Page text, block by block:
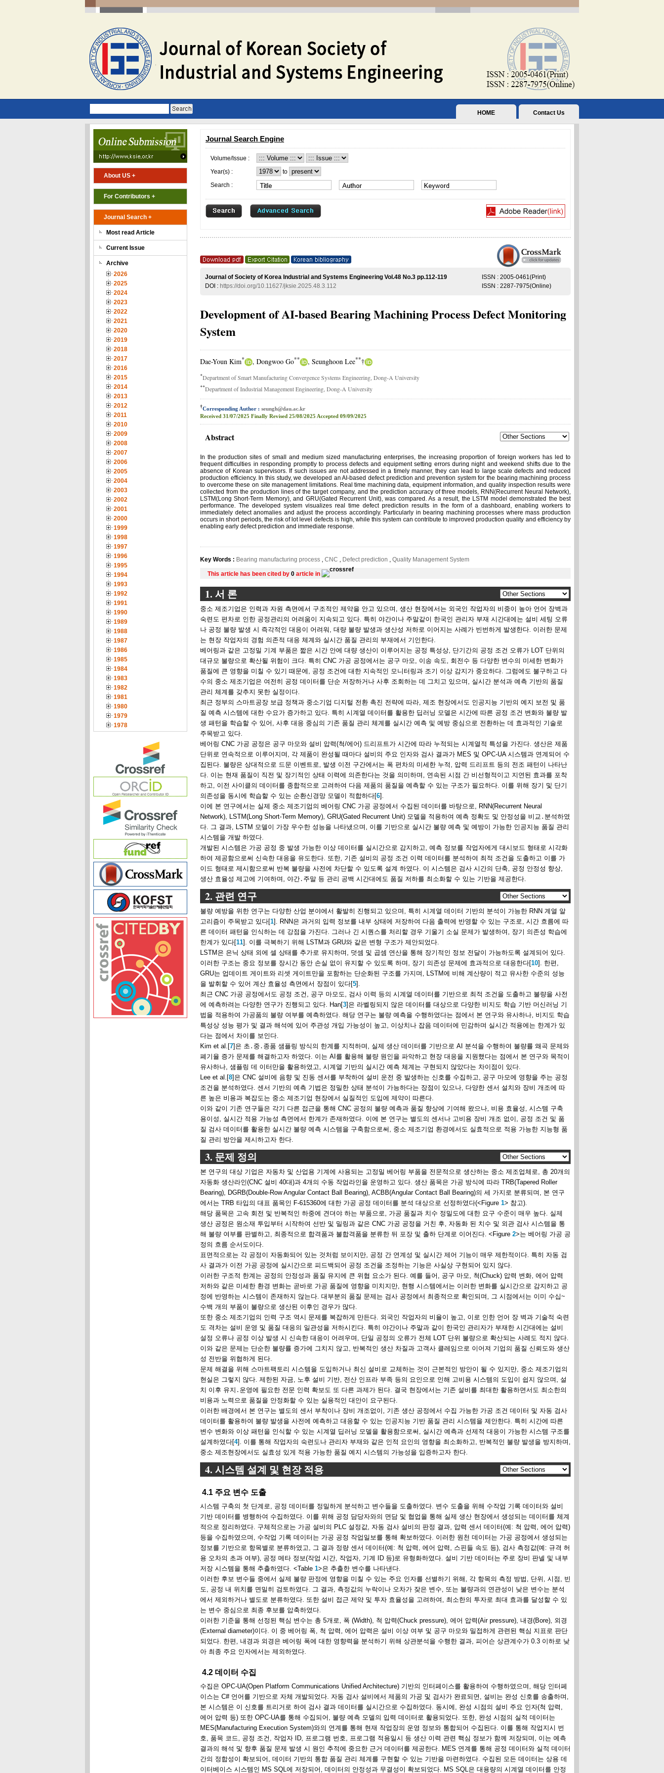
Contact Us
HOME
About US +
For Contributors +
Journal Search +
Most read Article
Current Issue
Archive
2026
2025
2024
2023
2022
2021
2020
2019
2018
2017
2016
2015
2014
2013
2012
2011
2010
2009
2008
2007
2006
2005
2004
2003
2002
2001
2000
1999
1998
1997
1996
1995
1994
1993
1992
1991
1990
1989
1988
1987
1986
1985
1984
1983
1982
1981
1980
1979
1978
Journal Search Engine
Volume/Issue :
Year(s) :
to
Search :
ISSN : 2005-0461(Print)
ISSN : 2287-7975(Online)
Journal of Society of Korea Industrial and Systems Engineering Vol.48 No.3 pp.112-119
DOI : https://doi.org/10.11627/jksie.2025.48.3.112
Development of AI-based Bearing Machining Process Defect Monitoring
System
Dae-Youn Kim* , Dongwoo Go** , Seunghoon Lee**†
*Department of Smart Manufacturing Convergence Systems Engineering, Dong-A University
**Department of Industrial Management Engineering, Dong-A University
†Corresponding Author : seungh@dau.ac.kr
Received 31/07/2025 Finally Revised 25/08/2025 Accepted 09/09/2025
Abstract
In the production sites of small and medium sized manufacturing enterprises, the increasing proportion of foreign workers has led to
frequent difficulties in responding promptly to process defects and equipment setting errors during night and weekend shifts due to the
absence of Korean supervisors. If such issues are not addressed in a timely manner, they can lead to large scale defects and reduced
production efficiency. In this study, we developed an AI-based defect prediction and prevention system for the bearing machining process
to overcome these on site management limitations. Real time machining data, equipment information, and quality inspection results were
collected from the production lines of the target company, and the prediction accuracy of three models, RNN(Recurrent Neural Network),
LSTM(Long Short-Term Memory), and GRU(Gated Recurrent Unit), was compared. As a result, the LSTM model demonstrated the best
performance. The developed system visualizes real time defect prediction results in the form of a dashboard, enabling workers to
immediately detect anomalies and adjust the process accordingly. Particularly in bearing machining processes where mass production
occurs in short periods, the risk of lot level defects is high, while this system can contribute to improved production quality and efficiency by
enabling early defect prediction and immediate response.
Key Words : Bearing manufacturing process , CNC , Defect prediction , Quality Management System
This article has been cited by 0 article in
1. 서 론
중소 제조기업은 인력과 자원 측면에서 구조적인 제약을 안고 있으며, 생산 현장에서는 외국인 작업자의 비중이 높아 언어 장벽과
숙련도 편차로 인한 공정관리의 어려움이 지속되고 있다. 특히 야간이나 주말같이 한국인 관리자 부재 시간대에는 설비 세팅 오류
나 공정 불량 발생 시 즉각적인 대응이 어려워, 대량 불량 발생과 생산성 저하로 이어지는 사례가 빈번하게 발생한다. 이러한 문제
는 현장 작업자의 경험 의존적 대응 체계와 실시간 품질 관리의 부재에서 기인한다.
베어링과 같은 고정밀 기계 부품은 짧은 시간 안에 대량 생산이 이루어지는 공정 특성상, 단기간의 공정 조건 오류가 LOT 단위의
대규모 불량으로 확산될 위험이 크다. 특히 CNC 가공 공정에서는 공구 마모, 이송 속도, 회전수 등 다양한 변수의 미세한 변화가
품질에 큰 영향을 미칠 수 있기 때문에, 공정 조건에 대한 지속적인 모니터링과 조기 이상 감지가 중요하다. 그럼에도 불구하고 다
수의 중소 제조기업은 여전히 공정 데이터를 단순 저장하거나 사후 조회하는 데 그치고 있으며, 실시간 분석과 예측 기반의 품질
관리 체계를 갖추지 못한 실정이다.
최근 정부의 스마트공장 보급 정책과 중소기업 디지털 전환 촉진 전략에 따라, 제조 현장에서도 인공지능 기반의 예지 보전 및 품
질 예측 시스템에 대한 수요가 증가하고 있다. 특히 시계열 데이터를 활용한 딥러닝 모델은 시간에 따른 공정 조건 변화와 불량 발
생 패턴을 학습할 수 있어, 사후 대응 중심의 기존 품질 관리 체계를 실시간 예측 및 예방 중심으로 전환하는 데 효과적인 기술로
주목받고 있다.
베어링 CNC 가공 공정은 공구 마모와 설비 압력(척/에어) 드리프트가 시간에 따라 누적되는 시계열적 특성을 가진다. 생산은 제품
단위로 연속적으로 이루어지며, 각 제품이 완성될 때마다 설비의 주요 인자와 검사 결과가 MES 및 OPC-UA 시스템과 연계되어 수
집된다. 불량은 상대적으로 드문 이벤트로, 발생 이전 구간에서는 폭 편차의 미세한 누적, 압력 드리프트 등의 전조 패턴이 나타난
다. 이는 현재 품질이 직전 및 장기적인 상태 이력에 의존한다는 것을 의미하며, 연속된 시점 간 비선형적이고 지연된 효과를 포착
하고, 이전 사이클의 데이터를 종합적으로 고려하여 다음 제품의 품질을 예측할 수 있는 구조가 필요하다. 이를 위해 장기 및 단기
의존성을 동시에 학습할 수 있는 순환신경망 모델이 적합하다[6].
이에 본 연구에서는 실제 중소 제조기업의 베어링 CNC 가공 공정에서 수집된 데이터를 바탕으로, RNN(Recurrent Neural
Network), LSTM(Long Short-Term Memory), GRU(Gated Recurrent Unit) 모델을 적용하여 예측 정확도 및 안정성을 비교․분석하였
다. 그 결과, LSTM 모델이 가장 우수한 성능을 나타냈으며, 이를 기반으로 실시간 불량 예측 및 예방이 가능한 인공지능 품질 관리
시스템을 개발 하였다.
개발된 시스템은 가공 공정 중 발생 가능한 이상 데이터를 실시간으로 감지하고, 예측 정보를 작업자에게 대시보드 형태로 시각화
하여 제공함으로써 신속한 대응을 유도한다. 또한, 기존 설비의 공정 조건 이력 데이터를 분석하여 최적 조건을 도출하고 이를 가
이드 형태로 제시함으로써 반복 불량을 사전에 차단할 수 있도록 설계 하였다. 이 시스템은 검사 시간의 단축, 공정 안정성 향상,
생산 효율성 제고에 기여하며, 야간․주말 등 관리 공백 시간대에도 품질 저하를 최소화할 수 있는 기반을 제공한다.
2. 관련 연구
불량 예방을 위한 연구는 다양한 산업 분야에서 활발히 진행되고 있으며, 특히 시계열 데이터 기반의 분석이 가능한 RNN 계열 알
고리즘이 주목받고 있다[1]. RNN은 과거의 입력 정보를 내부 상태에 저장하여 다음 출력에 반영할 수 있는 구조로, 시간 흐름에 따
른 데이터 패턴을 인식하는 데 강점을 가진다. 그러나 긴 시퀀스를 처리할 경우 기울기 소실 문제가 발생하여, 장기 의존성 학습에
한계가 있다[11]. 이를 극복하기 위해 LSTM과 GRU와 같은 변형 구조가 제안되었다.
LSTM은 은닉 상태 외에 셀 상태를 추가로 유지하며, 덧셈 및 곱셈 연산을 통해 장기적인 정보 전달이 가능하도록 설계되어 있다.
이러한 구조는 중요 정보를 장시간 동안 손실 없이 유지할 수 있도록 하며, 장기 의존성 문제에 효과적으로 대응한다[10]. 한편,
GRU는 업데이트 게이트와 리셋 게이트만을 포함하는 단순화된 구조를 가지며, LSTM에 비해 계산량이 적고 유사한 수준의 성능
을 발휘할 수 있어 계산 효율성 측면에서 장점이 있다[5].
최근 CNC 가공 공정에서도 공정 조건, 공구 마모도, 검사 이력 등의 시계열 데이터를 기반으로 최적 조건을 도출하고 불량을 사전
에 예측하려는 다양한 연구가 진행되고 있다. Han[3]은 라벨링되지 않은 데이터를 대상으로 다양한 비지도 학습 기반 머신러닝 기
법을 적용하여 가공품의 불량 여부를 예측하였다. 해당 연구는 불량 예측을 수행하였다는 점에서 본 연구와 유사하나, 비지도 학습
특성상 성능 평가 및 결과 해석에 있어 주관성 개입 가능성이 높고, 이상치나 잡음 데이터에 민감하며 실시간 적용에는 한계가 있
다는 점에서 차이를 보인다.
Kim et al.[7]은 초․중․종품 샘플링 방식의 한계를 지적하며, 실제 생산 데이터를 기반으로 AI 분석을 수행하여 불량률 왜곡 문제와
폐기율 증가 문제를 해결하고자 하였다. 이는 AI를 활용해 불량 원인을 파악하고 현장 대응을 지원했다는 점에서 본 연구와 목적이
유사하나, 샘플링 데 이터만을 활용하였고, 시계열 기반의 실시간 예측 체계는 구현되지 않았다는 차이점이 있다.
Lee et al.[8]은 CNC 설비에 음향 및 진동 센서를 부착하여 설비 운전 중 발생하는 신호를 수집하고, 공구 마모에 영향을 주는 공정
조건을 분석하였다. 센서 기반의 예측 기법은 정밀한 상태 분석이 가능하다는 장점이 있으나, 다양한 센서 설치와 장비 개조에 따
른 높은 비용과 복잡도는 중소 제조기업 현장에서 실질적인 도입에 제약이 따른다.
이와 같이 기존 연구들은 각기 다른 접근을 통해 CNC 공정의 불량 예측과 품질 향상에 기여해 왔으나, 비용 효율성, 시스템 구축
용이성, 실시간 적용 가능성 측면에서 한계가 존재하였다. 이에 본 연구는 별도의 센서나 고비용 장비 개조 없이, 공정 조건 및 품
질 검사 데이터를 활용한 실시간 불량 예측 시스템을 구축함으로써, 중소 제조기업 환경에서도 실효적으로 적용 가능한 지능형 품
질 관리 방안을 제시하고자 한다.
3. 문제 정의
본 연구의 대상 기업은 자동차 및 산업용 기계에 사용되는 고정밀 베어링 부품을 전문적으로 생산하는 중소 제조업체로, 총 20개의
자동화 생산라인(CNC 설비 40대)과 4개의 수동 작업라인을 운영하고 있다. 생산 품목은 가공 방식에 따라 TRB(Tapered Roller
Bearing), DGRB(Double-Row Angular Contact Ball Bearing), ACBB(Angular Contact Ball Bearing)의 세 가지로 분류되며, 본 연구
에서는 TRB 타입의 대표 품목인 F-615360에 대한 가공 공정 데이터를 분석 대상으로 선정하였다(<Figure 1> 참고).
해당 품목은 고속 회전 및 반복적인 하중에 견뎌야 하는 부품으로, 가공 품질과 치수 정밀도에 대한 요구 수준이 매우 높다. 실제
생산 공정은 원소재 투입부터 시작하여 선반 및 밀링과 같은 CNC 가공 공정을 거친 후, 자동화 된 치수 및 외관 검사 시스템을 통
해 불량 여부를 판별하고, 최종적으로 합격품과 불합격품을 분류한 뒤 포장 및 출하 단계로 이어진다. <Figure 2>는 베어링 가공 공
정의 흐름 순서도이다.
표면적으로는 각 공정이 자동화되어 있는 것처럼 보이지만, 공정 간 연계성 및 실시간 제어 기능이 매우 제한적이다. 특히 자동 검
사 결과가 이전 가공 공정에 실시간으로 피드백되어 공정 조건을 조정하는 기능은 사실상 구현되어 있지 않다.
이러한 구조적 한계는 공정의 안정성과 품질 유지에 큰 위협 요소가 된다. 예를 들어, 공구 마모, 척(Chuck) 압력 변화, 에어 압력
저하와 같은 미세한 환경 변화는 곧바로 가공 품질에 영향을 미치지만, 현행 시스템에서는 이러한 변화를 실시간으로 감지하고 공
정에 반영하는 시스템이 존재하지 않는다. 대부분의 품질 문제는 검사 공정에서 최종적으로 확인되며, 그 시점에서는 이미 수십~
수백 개의 부품이 불량으로 생산된 이후인 경우가 많다.
또한 중소 제조기업의 인력 구조 역시 문제를 복잡하게 만든다. 외국인 작업자의 비율이 높고, 이로 인한 언어 장 벽과 기술적 숙련
도 격차는 설비 운영 및 품질 대응의 일관성을 저하시킨다. 특히 야간이나 주말과 같이 한국인 관리자가 부재한 시간대에는 설비
설정 오류나 공정 이상 발생 시 신속한 대응이 어려우며, 단일 공정의 오류가 전체 LOT 단위 불량으로 확산되는 사례도 적지 않다.
이와 같은 문제는 단순한 불량률 증가에 그치지 않고, 반복적인 생산 차질과 고객사 클레임으로 이어져 기업의 품질 신뢰도와 생산
성 전반을 위협하게 된다.
문제 해결을 위해 스마트팩토리 시스템을 도입하거나 최신 설비로 교체하는 것이 근본적인 방안이 될 수 있지만, 중소 제조기업의
현실은 그렇지 않다. 제한된 자금, 노후 설비 기반, 전산 인프라 부족 등의 요인으로 인해 고비용 시스템의 도입이 쉽지 않으며, 설
치 이후 유지․운영에 필요한 전문 인력 확보도 또 다른 과제가 된다. 결국 현장에서는 기존 설비를 최대한 활용하면서도 최소한의
비용과 노력으로 품질을 안정화할 수 있는 실용적인 대안이 요구된다.
이러한 배경에서 본 연구는 별도의 센서 부착이나 장비 개조없이, 기존 생산 공정에서 수집 가능한 가공 조건 데이터 및 자동 검사
데이터를 활용하여 불량 발생을 사전에 예측하고 대응할 수 있는 인공지능 기반 품질 관리 시스템을 제안한다. 특히 시간에 따른
변수 변화와 이상 패턴을 인식할 수 있는 시계열 딥러닝 모델을 활용함으로써, 실시간 예측과 선제적 대응이 가능한 시스템 구조를
설계하였다[4]. 이를 통해 작업자의 숙련도나 관리자 부재와 같은 인적 요인의 영향을 최소화하고, 반복적인 불량 발생을 방지하며,
중소 제조현장에서도 실효성 있게 적용 가능한 품질 예지 시스템의 가능성을 입증하고자 한다.
4. 시스템 설계 및 현장 적용
4.1 주요 변수 도출
시스템 구축의 첫 단계로, 공정 데이터를 정밀하게 분석하고 변수들을 도출하였다. 변수 도출을 위해 수작업 기록 데이터와 설비
기반 데이터를 병행하여 수집하였다. 이를 위해 공정 담당자와의 면담 및 협업을 통해 실제 생산 현장에서 생성되는 데이터를 체계
적으로 정리하였다. 구체적으로는 가공 설비의 PLC 설정값, 자동 검사 설비의 판정 결과, 압력 센서 데이터(예: 척 압력, 에어 압력)
등을 수집하였으며, 수작업 기록 데이터는 가공 공정 작업일보를 통해 확보하였다. 이러한 원천 데이터는 가공 공정에서 생성되는
정보를 기반으로 항목별로 분류하였고, 그 결과 정량 센서 데이터(예: 척 압력, 에어 압력, 스핀들 속도 등), 검사 측정값(예: 규격 허
용 오차의 초과 여부), 공정 메타 정보(작업 시간, 작업자, 기계 ID 등)로 유형화하였다. 설비 기반 데이터는 주로 장비 판넬 및 내부
저장 시스템을 통해 추출하였다. <Table 1>은 추출한 변수를 나타낸다.
이러한 후보 변수들 중에서 실제 불량 판정에 영향을 미칠 수 있는 주요 인자를 선별하기 위해, 각 항목의 측정 방법, 단위, 시점, 빈
도, 공정 내 위치를 면밀히 검토하였다. 그 결과, 측정값의 누락이나 오차가 잦은 변수, 또는 불량과의 연관성이 낮은 변수는 분석
에서 제외하거나 별도로 분류하였다. 또한 설비 접근 제약 및 투자 효율성을 고려하여, 최소한의 투자로 최대 효과를 달성할 수 있
는 변수 중심으로 최종 후보를 압축하였다.
이러한 기준을 통해 선정된 핵심 변수는 총 5개로, 폭 (Width), 척 압력(Chuck pressure), 에어 압력(Air pressure), 내경(Bore), 외경
(External diameter)이다. 이 중 베어링 폭, 척 압력, 에어 압력은 설비 이상 여부 및 공구 마모와 밀접하게 관련된 핵심 지표로 판단
되었다. 한편, 내경과 외경은 베어링 폭에 대한 영향력을 분석하기 위해 상관분석을 수행한 결과, 피어슨 상관계수가 0.3 이하로 낮
아 최종 주요 인자에서는 제외하였다.
4.2 데이터 수집
수집은 OPC-UA(Open Platform Communications Unified Architecture) 기반의 인터페이스를 활용하여 수행하였으며, 해당 인터페
이스는 C# 언어를 기반으로 자체 개발되었다. 자동 검사 설비에서 제품의 가공 및 검사가 완료되면, 설비는 완성 신호를 송출하며,
본 시스템은 이 신호를 트리거로 하여 검사 결과 데이터를 실시간으로 수집하였다. 동시에, 완성 시점의 설비 주요 인자(척 압력,
에어 압력 등) 또한 OPC-UA를 통해 수집되어, 불량 예측 모델의 입력 데이터로 활용되었다. 또한, 완성 시점의 실적 데이터는
MES(Manufacturing Execution System)와의 연계를 통해 현재 작업장의 운영 정보와 통합되어 수집된다. 이를 통해 작업지시 번
호, 품목 코드, 공정 조건, 작업자 ID, 프로그램 번호, 프로그램 적용일시 등 생산 이력 관련 핵심 정보가 함께 저장되며, 이는 예측
결과의 해석 및 향후 품질 문제 발생 시 원인 추적에 중요한 근거 데이터를 제공한다. MES 연계를 통해 공정 데이터와 실적 데이터
간의 정합성이 확보되어, 데이터 기반의 통합 품질 관리 체계를 구현할 수 있는 기반을 마련하였다. 수집된 모든 데이터는 상용 데
이터베이스 시스템인 MS SQL에 저장되어, 데이터의 안정성과 무결성이 확보되었다. MS SQL은 대용량의 시계열 데이터를 안정